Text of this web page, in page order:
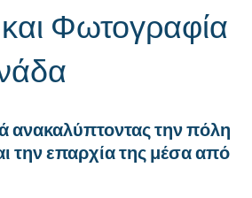
Φωτογραφία
ανακαλύπτοντας την πόλη
την επαρχία της μέσα από